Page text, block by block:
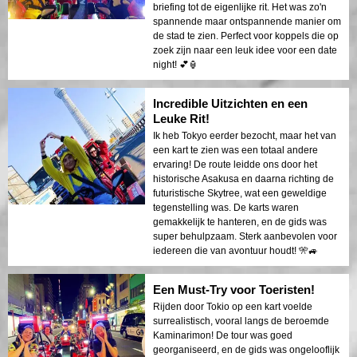
briefing tot de eigenlijke rit. Het was zo'n
spannende maar ontspannende manier om
de stad te zien. Perfect voor koppels die op
zoek zijn naar een leuk idee voor een date
night! 💕🏮
Incredible Uitzichten en een
Leuke Rit!
Ik heb Tokyo eerder bezocht, maar het van
een kart te zien was een totaal andere
ervaring! De route leidde ons door het
historische Asakusa en daarna richting de
futuristische Skytree, wat een geweldige
tegenstelling was. De karts waren
gemakkelijk te hanteren, en de gids was
super behulpzaam. Sterk aanbevolen voor
iedereen die van avontuur houdt! 🎌🚙
Een Must-Try voor Toeristen!
Rijden door Tokio op een kart voelde
surrealistisch, vooral langs de beroemde
Kaminarimon! De tour was goed
georganiseerd, en de gids was ongelooflijk